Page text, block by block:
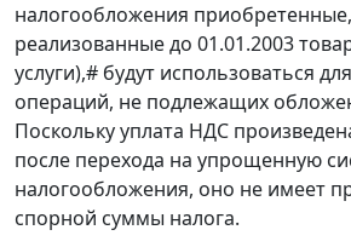
налогообложения
реализованные до 01.01.2003
услуги),# будут использоваться
операций, не подлежащих
Поскольку уплата НДС
после перехода на упрощенную
налогообложения, оно не имеет
спорной суммы налога.